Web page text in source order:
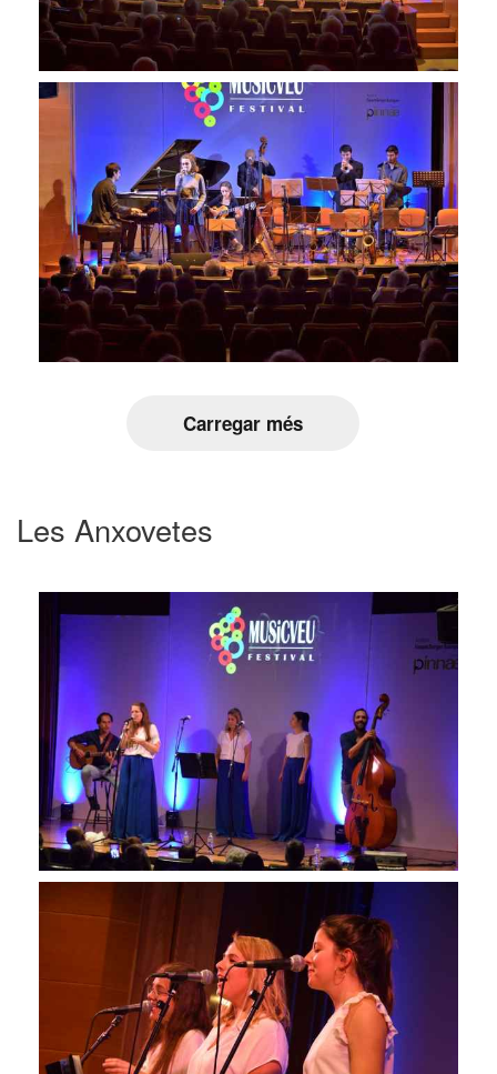
Carregar més
Les Anxovetes